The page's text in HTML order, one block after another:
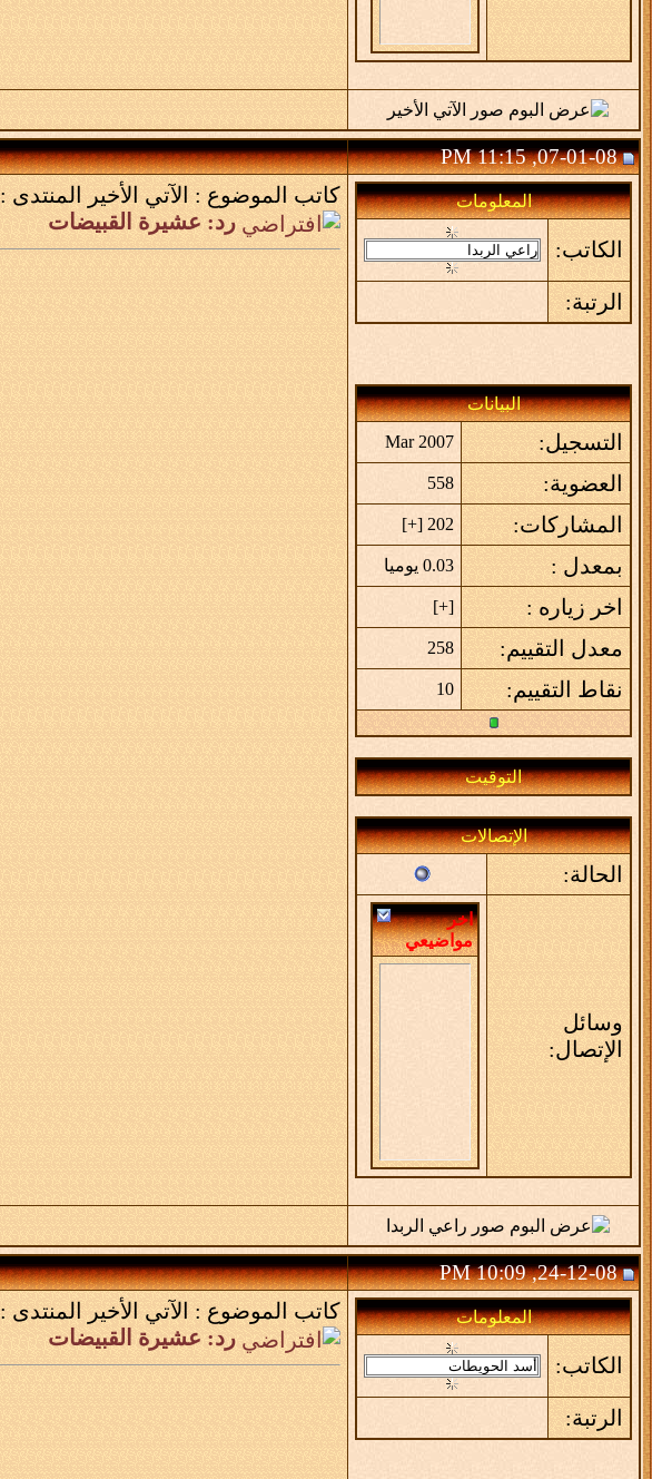
07-01-08, 11:15 PM
المعلومات
الكاتب:
الرتبة:
البيانات
التسجيل: Mar 2007
العضوية: 558
المشاركات: 202 [
+
]
بمعدل : 0.03 يوميا
اخر زياره : [
+
]
معدل التقييم: 258
نقاط التقييم: 10
التوقيت
الإتصالات
الحالة:
وسائل
الإتصال:
اخر
مواضيعي
كاتب الموضوع : الآتي الأخير المنتدى :
رد: عشيرة القبيضات
24-12-08, 10:09 PM
المعلومات
الكاتب:
الرتبة:
كاتب الموضوع : الآتي الأخير المنتدى :
رد: عشيرة القبيضات